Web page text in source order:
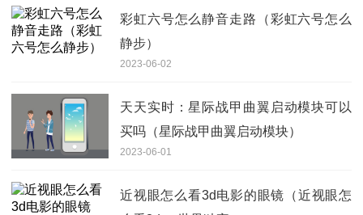
彩虹六号怎么静音走路（彩虹六号怎么
静步）
2023-06-02
天天实时：星际战甲曲翼启动模块可以
买吗（星际战甲曲翼启动模块）
2023-06-01
近视眼怎么看3d电影的眼镜（近视眼怎